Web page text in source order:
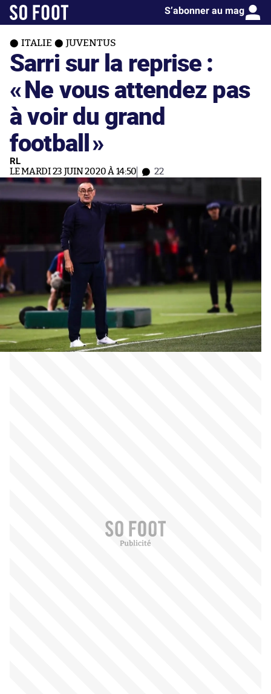
S’abonner au mag
ITALIE JUVENTUS
Sarri sur la reprise :
«Ne vous attendez pas
à voir du grand
football»
RL
LE MARDI 23 JUIN 2020 À 14:50 22